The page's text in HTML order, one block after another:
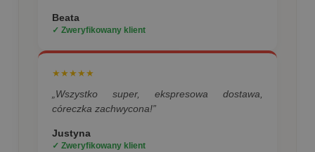
Beata
✓ Zweryfikowany klient
★★★★★
„Wszystko super, ekspresowa dostawa,
córeczka zachwycona!”
Justyna
✓ Zweryfikowany klient